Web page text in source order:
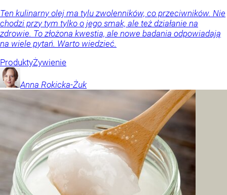
Ten kulinarny olej ma tylu zwolenników, co przeciwników. Nie
chodzi przy tym tylko o jego smak, ale też działanie na
zdrowie. To złożona kwestia, ale nowe badania odpowiadają
na wiele pytań. Warto wiedzieć.
ProduktyŻywienie
Anna Rokicka-Żuk